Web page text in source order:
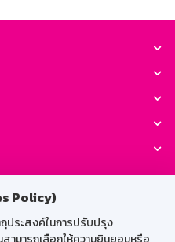
Policy)
ถุประสงค์ในการปรับปรุง